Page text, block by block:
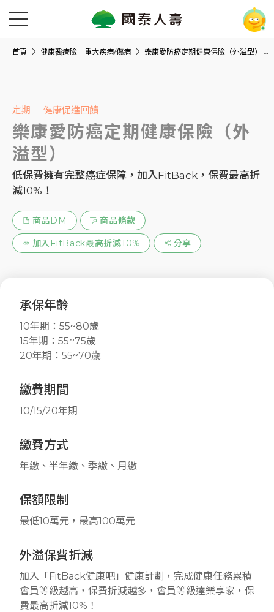
首頁 健康醫療險｜重大疾病/傷病 樂康愛防癌定期健康保險（外溢型）
定期 健康促進回饋
樂康愛防癌定期健康保險（外
溢型）
低保費擁有完整癌症保障，加入FitBack，保費最高折
減10%！
商品DM 商品條款
加入FitBack最高折減10% 分享
承保年齡
10年期：55~80歲
15年期：55~75歲
20年期：55~70歲
繳費期間
10/15/20年期
繳費方式
年繳、半年繳、季繳、月繳
保額限制
最低10萬元，最高100萬元
外溢保費折減
加入「FitBack健康吧」健康計劃，完成健康任務累積
會員等級越高，保費折減越多，會員等級達樂享家，保
費最高折減10%！